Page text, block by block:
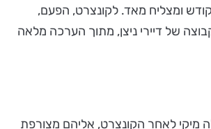
ומצליח מאד. לקונצרט, הפעם,
של דיירי ניצן, מתוך הערכה מלאה
מיקי לאחר הקונצרט, אליהם מצורפת